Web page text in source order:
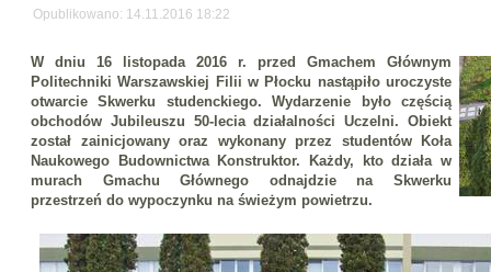
Opublikowano: 14.11.2016 18:22
W dniu 16 listopada 2016 r. przed Gmachem Głównym
Politechniki Warszawskiej Filii w Płocku nastąpiło uroczyste
otwarcie Skwerku studenckiego. Wydarzenie było częścią
obchodów Jubileuszu 50-lecia działalności Uczelni. Obiekt
został zainicjowany oraz wykonany przez studentów Koła
Naukowego Budownictwa Konstruktor. Każdy, kto działa w
murach Gmachu Głównego odnajdzie na Skwerku
przestrzeń do wypoczynku na świeżym powietrzu.